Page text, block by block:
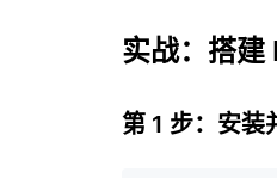
实战：搭建
第 1 步：安装